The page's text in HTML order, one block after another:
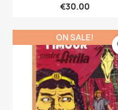
€30.00
ON SALE!